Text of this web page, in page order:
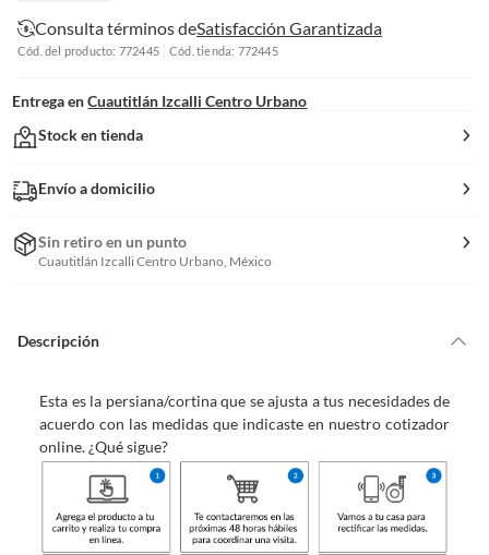
Consulta términos deSatisfacción Garantizada
Cód. del producto: 772445 Cód. tienda: 772445
Entrega en Cuautitlán Izcalli Centro Urbano
Stock en tienda
Envío a domicilio
Sin retiro en un punto
Cuautitlán Izcalli Centro Urbano, México
Descripción
Esta es la persiana/cortina que se ajusta a tus necesidades de
acuerdo con las medidas que indicaste en nuestro cotizador
online. ¿Qué sigue?